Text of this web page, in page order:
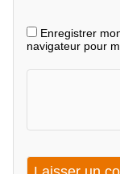
Enregistrer
navigateur pour